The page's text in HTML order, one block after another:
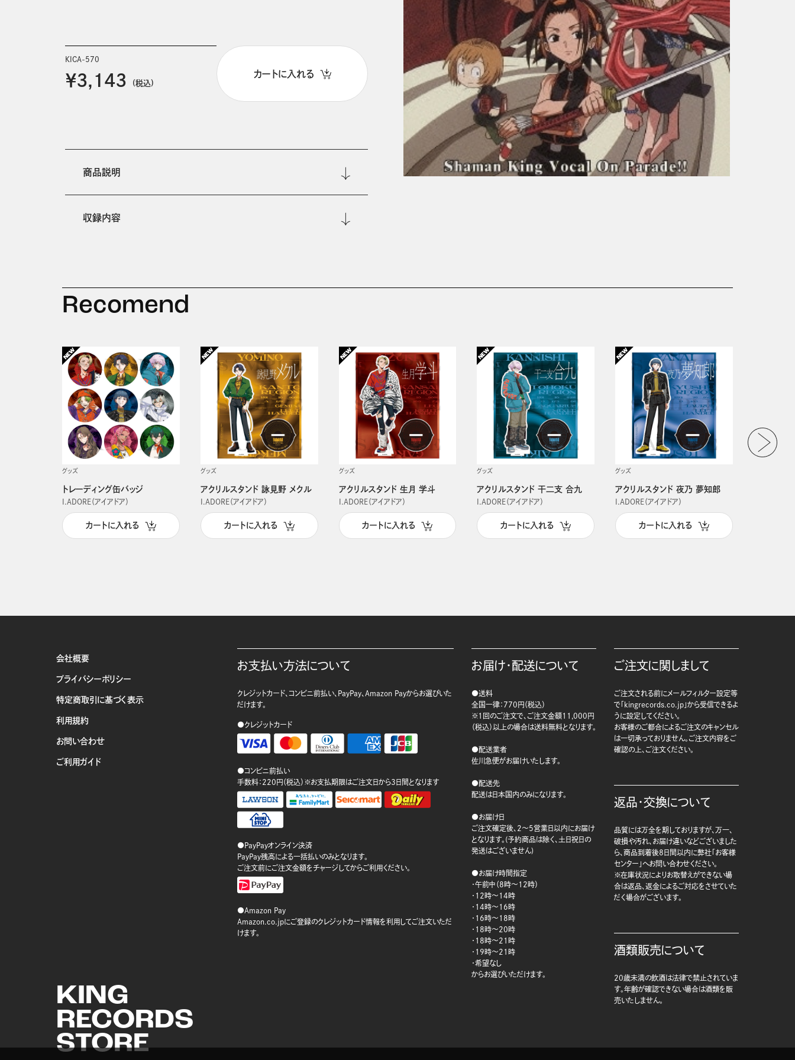
KICA-570
￥3,143 (税込)
カートに入れる
商品説明
収録内容
Recomend
グッズ
トレーディング缶バッジ
I.ADORE（アイアドア）
カートに入れる
グッズ
アクリルスタンド 詠見野 メクル
I.ADORE（アイアドア）
カートに入れる
グッズ
アクリルスタンド 生月 学斗
I.ADORE（アイアドア）
カートに入れる
グッズ
アクリルスタンド 干二支 合九
I.ADORE（アイアドア）
カートに入れる
グッズ
アクリルスタンド 夜乃 夢知郎
I.ADORE（アイアドア）
カートに入れる
会社概要
プライバシーポリシー
特定商取引に基づく表示
利用規約
お問い合わせ
ご利用ガイド
KING
RECORDS
STORE
お支払い方法について
クレジットカード、コンビニ前払い、PayPay、Amazon Payからお選びいた
だけます。
●クレジットカード
●コンビニ前払い
手数料：220円（税込）※お支払期限はご注文日から3日間となります
●PayPayオンライン決済
PayPay残高による一括払いのみとなります。
ご注文前にご注文金額をチャージしてからご利用ください。
●Amazon Pay
Amazon.co.jpにご登録のクレジットカード情報を利用してご注文いただ
けます。
お届け・配送について
●送料
全国一律：770円（税込）
※1回のご注文で、ご注文金額11,000円
（税込）以上の場合は送料無料となります。
●配送業者
佐川急便がお届けいたします。
●配送先
配送は日本国内のみになります。
●お届け日
ご注文確定後、2～5営業日以内にお届け
となります。(予約商品は除く、土日祝日の
発送はございません)
●お届け時間指定
・午前中（8時～12時）
・12時～14時
・14時～16時
・16時～18時
・18時～20時
・18時～21時
・19時～21時
・希望なし
からお選びいただけます。
ご注文に関しまして
ご注文される前にメールフィルター設定等
で「kingrecords.co.jp」から受信できるよ
うに設定してください。
お客様のご都合によるご注文のキャンセル
は一切承っておりません。ご注文内容をご
確認の上、ご注文ください。
返品・交換について
品質には万全を期しておりますが、万一、
破損や汚れ、お届け違いなどございました
ら、商品到着後8日間以内に弊社「お客様
センター」へお問い合わせください。
※在庫状況によりお取替えができない場
合は返品、返金によるご対応をさせていた
だく場合がございます。
酒類販売について
20歳未満の飲酒は法律で禁止されていま
す。年齢が確認できない場合は酒類を販
売いたしません。